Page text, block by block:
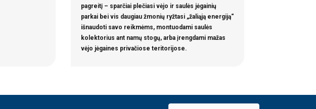
pagreitį – sparčiai plečiasi vėjo ir saulės jėgainių
parkai bei vis daugiau žmonių ryžtasi „žaliąją energiją“
išnaudoti savo reikmėms, montuodami saulės
kolektorius ant namų stogų, arba įrengdami mažas
vėjo jėgaines privačiose teritorijose.